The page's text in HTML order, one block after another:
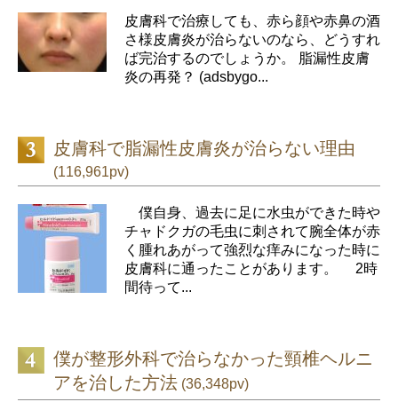
皮膚科で治療しても、赤ら顔や赤鼻の酒
さ様皮膚炎が治らないのなら、どうすれ
ば完治するのでしょうか。 脂漏性皮膚
炎の再発？ (adsbygo...
皮膚科で脂漏性皮膚炎が治らない理由
(116,961pv)
僕自身、過去に足に水虫ができた時や
チャドクガの毛虫に刺されて腕全体が赤
く腫れあがって強烈な痒みになった時に
皮膚科に通ったことがあります。 2時
間待って...
僕が整形外科で治らなかった頸椎ヘルニ
アを治した方法 (36,348pv)